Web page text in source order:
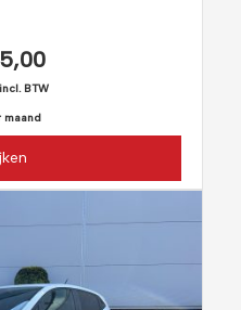
BTW
maand